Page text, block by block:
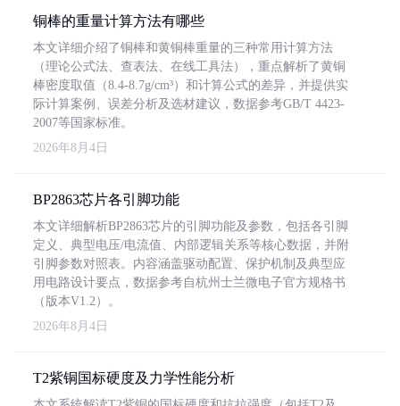
铜棒的重量计算方法有哪些
本文详细介绍了铜棒和黄铜棒重量的三种常用计算方法
（理论公式法、查表法、在线工具法），重点解析了黄铜
棒密度取值（8.4-8.7g/cm³）和计算公式的差异，并提供实
际计算案例、误差分析及选材建议，数据参考GB/T 4423-
2007等国家标准。
2026年8月4日
BP2863芯片各引脚功能
本文详细解析BP2863芯片的引脚功能及参数，包括各引脚
定义、典型电压/电流值、内部逻辑关系等核心数据，并附
引脚参数对照表。内容涵盖驱动配置、保护机制及典型应
用电路设计要点，数据参考自杭州士兰微电子官方规格书
（版本V1.2）。
2026年8月4日
T2紫铜国标硬度及力学性能分析